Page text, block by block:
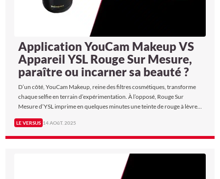
Application YouCam Makeup VS
Appareil YSL Rouge Sur Mesure,
paraître ou incarner sa beauté ?
D’un côté, YouCam Makeup, reine des filtres cosmétiques, transforme
chaque selfie en terrain d’expérimentation. À l’opposé, Rouge Sur
Mesure d’YSL imprime en quelques minutes une teinte de rouge à lèvres
LE VERSUS 14 AOûT. 2025